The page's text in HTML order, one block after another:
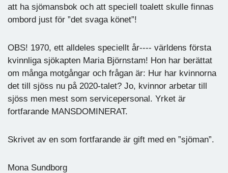
att ha sjömansbok och att speciell toalett skulle finnas
ombord just för ”det svaga könet”!
OBS! 1970, ett alldeles speciellt år---- världens första
kvinnliga sjökapten Maria Björnstam! Hon har berättat
om många motgångar och frågan är: Hur har kvinnorna
det till sjöss nu på 2020-talet? Jo, kvinnor arbetar till
sjöss men mest som servicepersonal. Yrket är
fortfarande MANSDOMINERAT.
Skrivet av en som fortfarande är gift med en ”sjöman”.
Mona Sundborg